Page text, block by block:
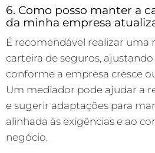
6. Como posso manter a
da minha empresa
É recomendável realizar uma
carteira de seguros,
conforme a empresa cresce
Um mediador pode ajudar a
e sugerir adaptações para
alinhada às exigências e ao
negócio.